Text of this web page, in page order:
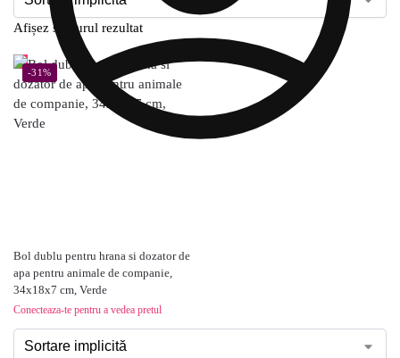
Afișez singurul rezultat
-31%
Bol dublu pentru hrana si dozator de
apa pentru animale de companie,
34x18x7 cm, Verde
Conecteaza-te pentru a vedea pretul